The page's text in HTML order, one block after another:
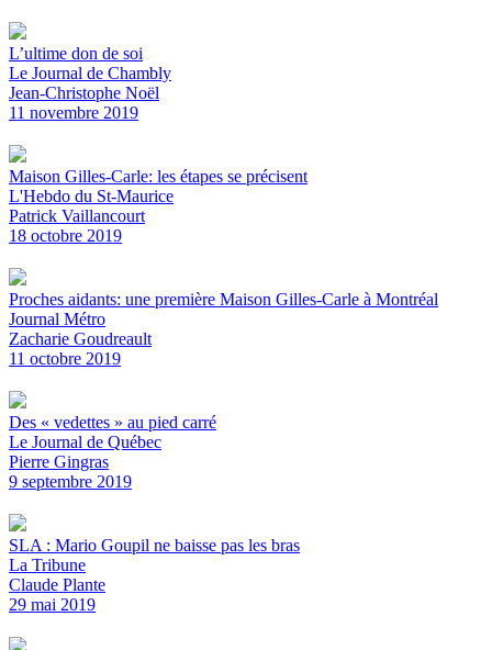
L’ultime don de soi
Le Journal de Chambly
Jean-Christophe Noël
11 novembre 2019
Maison Gilles-Carle: les étapes se précisent
L'Hebdo du St-Maurice
Patrick Vaillancourt
18 octobre 2019
Proches aidants: une première Maison Gilles-Carle à Montréal
Journal Métro
Zacharie Goudreault
11 octobre 2019
Des « vedettes » au pied carré
Le Journal de Québec
Pierre Gingras
9 septembre 2019
SLA : Mario Goupil ne baisse pas les bras
La Tribune
Claude Plante
29 mai 2019